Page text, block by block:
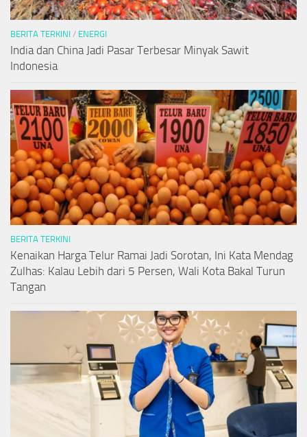
BERITA TERKINI / ENERGI
India dan China Jadi Pasar Terbesar Minyak Sawit
Indonesia
BERITA TERKINI
Kenaikan Harga Telur Ramai Jadi Sorotan, Ini Kata Mendag
Zulhas: Kalau Lebih dari 5 Persen, Wali Kota Bakal Turun
Tangan